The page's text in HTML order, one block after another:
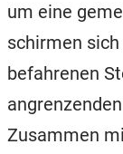
um eine
schirmen
befahrenen
Zusammen